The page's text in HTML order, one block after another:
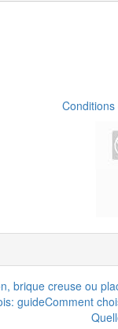
brique creuse ou
guideComment